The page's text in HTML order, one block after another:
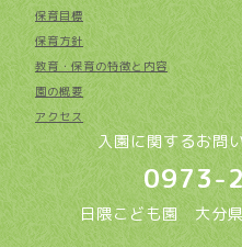
保育目標
保育方針
教育・保育の特徴と内容
園の概要
アクセス
入園に関するお問
0973-
日隈こども園 大分